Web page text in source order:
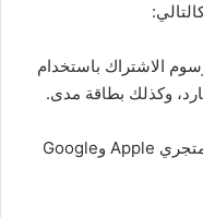
الاشتراك باستخدام
وكذلك بطاقة مدى.
تطبيق كامبلي: يتيح تطبيق كامبلي على متجري Apple وGoogle